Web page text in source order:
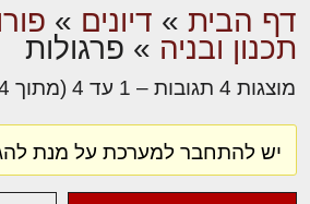
דף הבית » דיונים »
תכנון ובניה » פרגולות
מוצגות 4 תגובות – 1 עד 4 (מתוך 4 סה״כ)
יש להתחבר למערכת על מנת